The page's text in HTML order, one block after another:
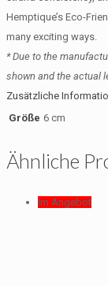
Hemptique’s Eco-
many exciting ways.
* Due to the
shown and the actual
Zusätzliche
Größe 6 cm
Ähnliche
Im Angebot